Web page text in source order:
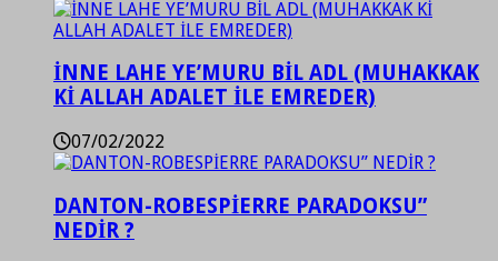
İNNE LAHE YE’MURU BİL ADL (MUHAKKAK
Kİ ALLAH ADALET İLE EMREDER)
07/02/2022
DANTON-ROBESPİERRE PARADOKSU”
NEDİR ?